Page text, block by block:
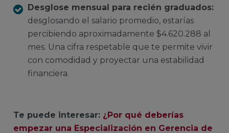
Desglose mensual para recién graduados:
desglosando el salario promedio, estarías
percibiendo aproximadamente $4.620.288 al
mes. Una cifra respetable que te permite vivir
con comodidad y proyectar una estabilidad
financiera.
Te puede interesar: ¿Por qué deberías
empezar una Especialización en Gerencia de